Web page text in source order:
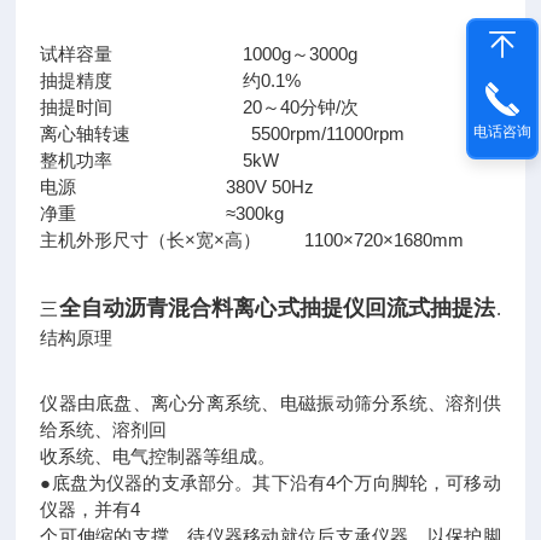
试样容量 1000g～3000g
抽提精度 约0.1%
抽提时间 20～40分钟/次
离心轴转速 5500rpm/11000rpm
整机功率 5kW
电源 380V 50Hz
净重 ≈300kg
主机外形尺寸（长×宽×高） 1100×720×1680mm
三全自动沥青混合料离心式抽提仪回流式抽提法.
结构原理
仪器由底盘、离心分离系统、电磁振动筛分系统、溶剂供
给系统、溶剂回
收系统、电气控制器等组成。
●底盘为仪器的支承部分。其下沿有4个万向脚轮，可移动
仪器，并有4
个可伸缩的支撑，待仪器移动就位后支承仪器，以保护脚
电话咨询